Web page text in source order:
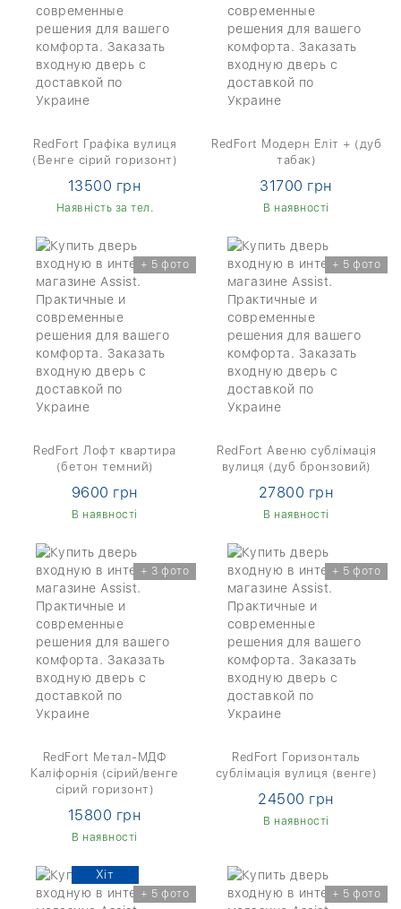
RedFort Графіка вулиця
(Венге сірий горизонт)
13500 грн
Наявність за тел.
RedFort Модерн Еліт + (дуб
табак)
31700 грн
В наявності
+ 5 фото
RedFort Лофт квартира
(бетон темний)
9600 грн
В наявності
+ 5 фото
RedFort Авеню сублімація
вулиця (дуб бронзовий)
27800 грн
В наявності
+ 3 фото
RedFort Метал-МДФ
Каліфорнія (сірий/венге
сірий горизонт)
15800 грн
В наявності
+ 5 фото
RedFort Горизонталь
сублімація вулиця (венге)
24500 грн
В наявності
Хіт
+ 5 фото + 5 фото